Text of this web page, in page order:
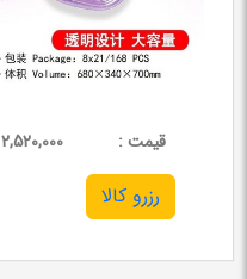
قيمت : 2,520,000 ریال
رزرو کالا